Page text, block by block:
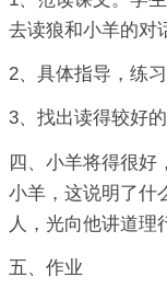
去读狼和小羊的对
2、具体指导，练
3、找出读得较好
四、小羊将得很好
小羊，这说明了什
人，光向他讲道理
五、作业